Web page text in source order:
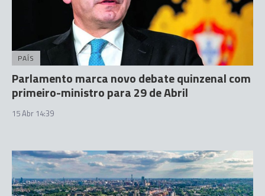
PAÍS
Parlamento marca novo debate quinzenal com
primeiro-ministro para 29 de Abril
15 Abr 14:39